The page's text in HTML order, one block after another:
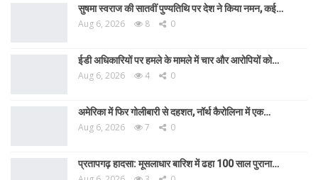
सुषमा स्वराज की सातवीं पुण्यतिथि पर देश ने किया नमन, कई…
Aug 6, 2026 8 0
ईडी अधिकारियों पर हमले के मामले में चार और आरोपियों को…
Aug 6, 2026 4 0
अमेरिका में फिर गोलीबारी से दहशत, नॉर्थ कैरोलिना में एक…
Aug 6, 2026 7 0
प्रतापगढ़ हादसा: मूसलाधार बारिश में ढहा 100 साल पुराना…